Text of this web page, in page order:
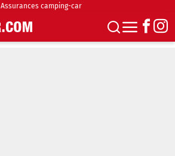
Assurances camping-car